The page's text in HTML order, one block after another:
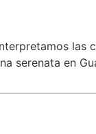
las
serenata en